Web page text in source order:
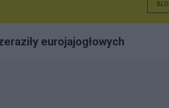
eurojajogłowych